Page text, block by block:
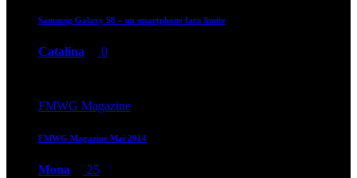
Samsung Galaxy S8 – un smartphone fara limite
Catalina 0
FMWG Magazine
FMWG Magazine Mai 2014
Mona 25